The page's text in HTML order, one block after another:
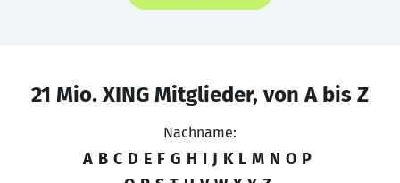
21 Mio. XING Mitglieder, von A bis Z
Nachname:
A B C D E F G H I J K L M N O P